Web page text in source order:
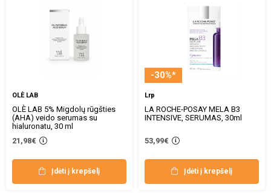
OLÈ LAB
OLÈ LAB 5% Migdolų rūgšties
(AHA) veido serumas su
hialuronatu, 30 ml
21,98€
Įdėti į krepšelį
-30%*
Lrp
LA ROCHE-POSAY MELA B3
INTENSIVE, SERUMAS, 30ml
53,99€
Įdėti į krepšelį